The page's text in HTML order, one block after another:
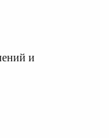
и